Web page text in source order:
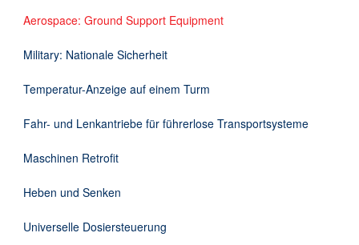
Kontakt
Aerospace: Ground Support Equipment
Military: Nationale Sicherheit
Temperatur-Anzeige auf einem Turm
Fahr- und Lenkantriebe für führerlose Transportsysteme
Maschinen Retrofit
Heben und Senken
Universelle Dosiersteuerung